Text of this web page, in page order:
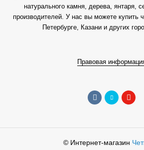
натурального камня, дерева, янтаря,
производителей. У нас вы можете купить
Петербурге, Казани и других
Правовая
© Интернет-магазин